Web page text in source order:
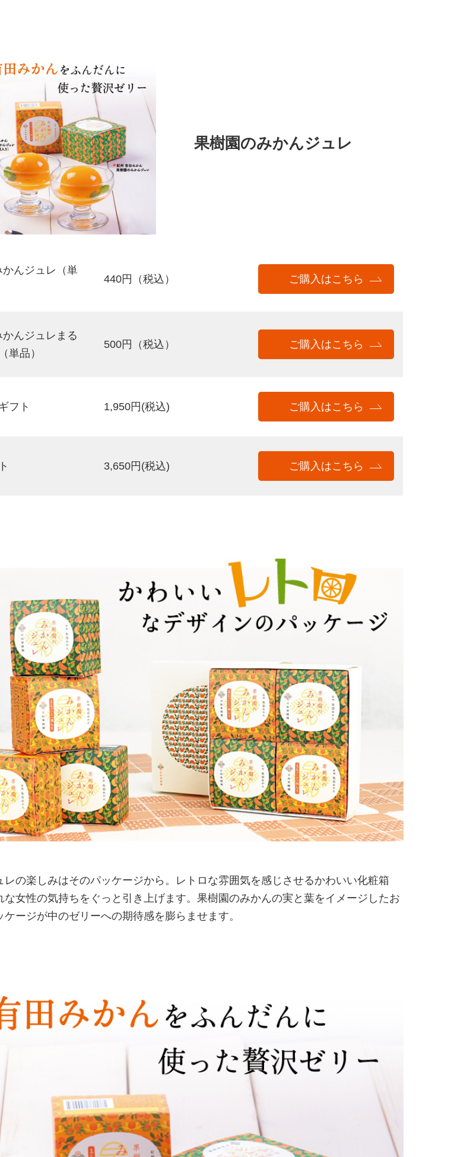
果樹園のみかんジュレ
かんジュレ（単
440円 （税込） ご購入はこちら
んジュレまる
単品）
500円 （税込） ご購入はこちら
フト 1,950円(税込) ご購入はこちら
3,650円(税込) ご購入はこちら
レの楽しみはそのパッケージから。レトロな雰囲気を感じさせるかわいい化粧箱
な女性の気持ちをぐっと引き上げます。果樹園のみかんの実と葉をイメージしたお
ケージが中のゼリーへの期待感を膨らませます。